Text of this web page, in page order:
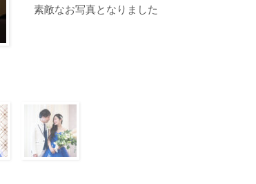
素敵なお写真となりました